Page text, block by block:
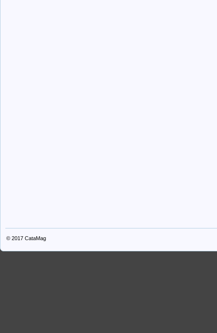
© 2017 CataMag